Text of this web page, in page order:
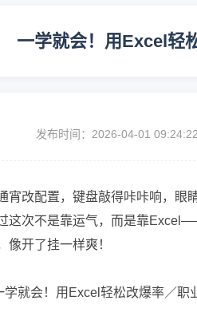
一学就会！用Excel轻
发布时间：2026-04-01
宵改配置，键盘敲得咔咔响，眼
这次不是靠运气，而是靠
像开了挂一样爽！